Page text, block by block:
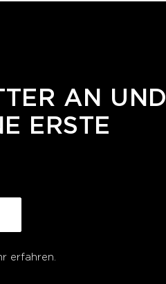
AN UND
ERSTE
erfahren.